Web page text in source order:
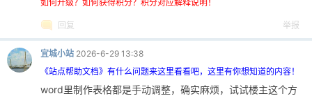
如何升级？如何获得积分？积分对应解释说明！
回复 举报
宜城小站 2026-6-29 13:38
《站点帮助文档》有什么问题来这里看看吧，这里有你想知道的内容！
word里制作表格都是手动调整，确实麻烦，试试楼主这个方